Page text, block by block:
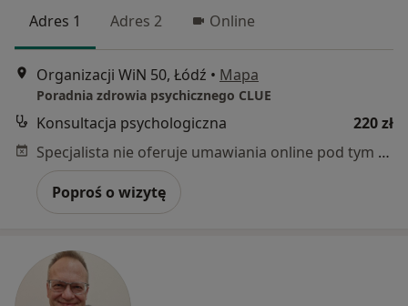
Adres 1 Adres 2 Online
Organizacji WiN 50, Łódź • Mapa
Poradnia zdrowia psychicznego CLUE
Konsultacja psychologiczna
220 zł
Specjalista nie oferuje umawiania online pod tym adresem.
Poproś o wizytę